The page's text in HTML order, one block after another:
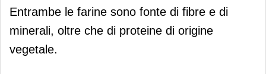
Entrambe le farine sono fonte di fibre e di
minerali, oltre che di proteine di origine
vegetale.